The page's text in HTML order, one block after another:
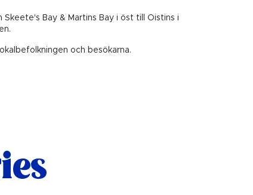
Bay & Martins Bay i öst till Oistins i
och besökarna.